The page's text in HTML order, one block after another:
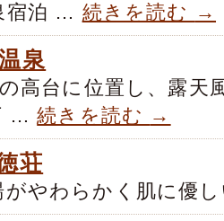
宿泊 … 続きを読む →
泉
高台に位置し、露天
…続きを読む →
荘
がやわらかく肌に優